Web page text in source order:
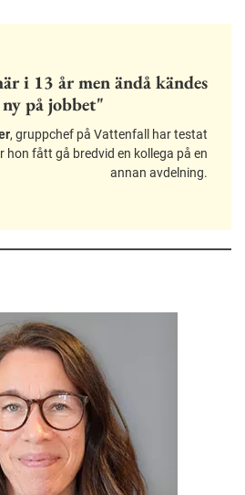
i 13 år men ändå kändes
på jobbet"
, gruppchef på Vattenfall har testat
hon fått gå bredvid en kollega på en
annan avdelning.